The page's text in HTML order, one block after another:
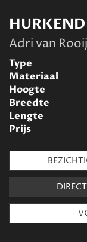
Adri van
Type
Materiaal
Hoogte
Breedte
Lengte
Prijs